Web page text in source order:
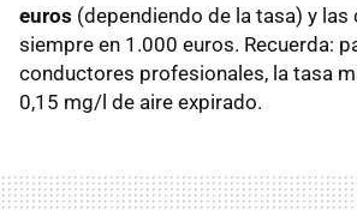
euros (dependiendo de la tasa) y las
siempre en 1.000 euros. Recuerda:
conductores profesionales, la tasa
0,15 mg/l de aire expirado.